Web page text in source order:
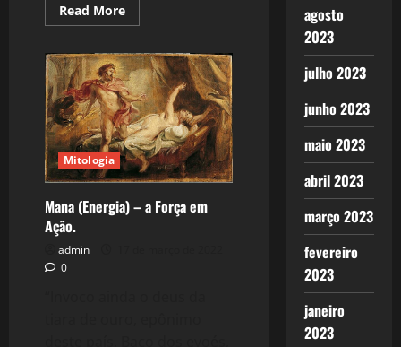
Read MoreRead
more
O
Retorno
ao
nosso
Odisseus.
Mitologia
Mana (Energia) – a Força em
Ação.
admin
0
agosto
2023
julho 2023
junho 2023
maio 2023
abril 2023
março 2023
fevereiro
2023
janeiro
2023